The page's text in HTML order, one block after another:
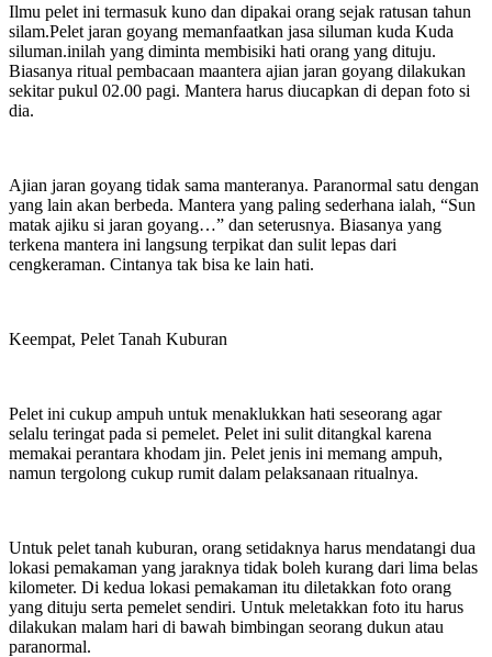
Ilmu pelet ini termasuk kuno dan dipakai orang sejak ratusan tahun
silam.Pelet jaran goyang memanfaatkan jasa siluman kuda Kuda
siluman.inilah yang diminta membisiki hati orang yang dituju.
Biasanya ritual pembacaan maantera ajian jaran goyang dilakukan
sekitar pukul 02.00 pagi. Mantera harus diucapkan di depan foto si
dia.
Ajian jaran goyang tidak sama manteranya. Paranormal satu dengan
yang lain akan berbeda. Mantera yang paling sederhana ialah, “Sun
matak ajiku si jaran goyang…” dan seterusnya. Biasanya yang
terkena mantera ini langsung terpikat dan sulit lepas dari
cengkeraman. Cintanya tak bisa ke lain hati.
Keempat, Pelet Tanah Kuburan
Pelet ini cukup ampuh untuk menaklukkan hati seseorang agar
selalu teringat pada si pemelet. Pelet ini sulit ditangkal karena
memakai perantara khodam jin. Pelet jenis ini memang ampuh,
namun tergolong cukup rumit dalam pelaksanaan ritualnya.
Untuk pelet tanah kuburan, orang setidaknya harus mendatangi dua
lokasi pemakaman yang jaraknya tidak boleh kurang dari lima belas
kilometer. Di kedua lokasi pemakaman itu diletakkan foto orang
yang dituju serta pemelet sendiri. Untuk meletakkan foto itu harus
dilakukan malam hari di bawah bimbingan seorang dukun atau
paranormal.